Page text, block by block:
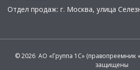
Отдел продаж: г. Москва, улица
© 2026 АО «Группа 1С» (правопреемник
защищены